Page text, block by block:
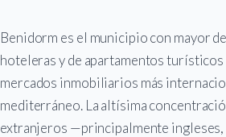
Ser evaluado
Benidorm es el municipio con mayor
hoteleras y de apartamentos turísticos
mercados inmobiliarios más
mediterráneo. La altísima
extranjeros —principalmente ingleses,